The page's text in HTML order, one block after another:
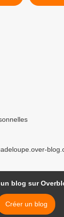
un blog sur
Créer un blog